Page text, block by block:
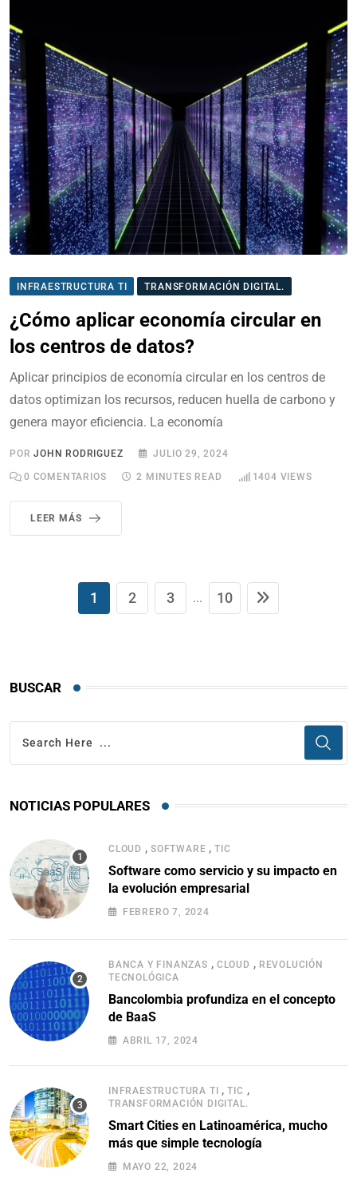
INFRAESTRUCTURA TI TRANSFORMACIÓN DIGITAL.
¿Cómo aplicar economía circular en
los centros de datos?
Aplicar principios de economía circular en los centros de
datos optimizan los recursos, reducen huella de carbono y
genera mayor eficiencia. La economía
PORJOHN RODRIGUEZ JULIO 29, 2024
0 COMENTARIOS 2 MINUTES READ 1404 VIEWS
LEER MÁS
1 2 3 ... 10
BUSCAR
NOTICIAS POPULARES
CLOUD , SOFTWARE ,TIC
Software como servicio y su impacto en
la evolución empresarial
FEBRERO 7, 2024
BANCA Y FINANZAS , CLOUD , REVOLUCIÓN
TECNOLÓGICA
Bancolombia profundiza en el concepto
de BaaS
ABRIL 17, 2024
INFRAESTRUCTURA TI ,TIC ,
TRANSFORMACIÓN DIGITAL.
Smart Cities en Latinoamérica, mucho
más que simple tecnología
MAYO 22, 2024